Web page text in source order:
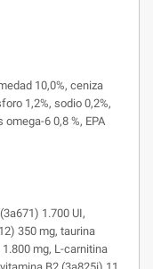
10,0%, ceniza
1,2%, sodio 0,2%,
6 0,8 %, EPA
1.700 UI,
350 mg, taurina
mg, L-carnitina